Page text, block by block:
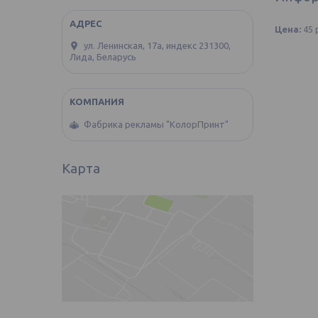
Цена: 45
ул. Ленинская, 17а, индекс 231300,
Лида, Беларусь
Фабрика рекламы "КолорПринт"
Карта